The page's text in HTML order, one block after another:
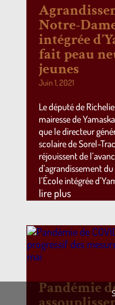
Notre-
intégrée
fait peau
jeunes
Juin 1, 2021
Le député de
mairesse de
que le directeur
scolaire de Sorel-
réjouissent de
d’agrandissement
l’École intégrée
lire plus
Pandémie